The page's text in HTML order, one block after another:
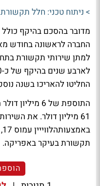
> ניתוח טכני: חלל
החליטו להאריכו בשנה
התוספת של 6
61 מיליון דולר. את
תקשורת בעיקר באפריקה.